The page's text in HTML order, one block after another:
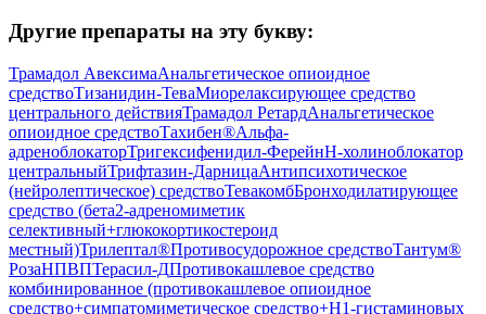
Другие препараты на эту букву:
Трамадол АвексимаАнальгетическое опиоидное
средствоТизанидин-ТеваМиорелаксирующее средство
центрального действияТрамадол РетардАнальгетическое
опиоидное средствоТахибен®Альфа-
адреноблокаторТригексифенидил-ФерейнН-холиноблокатор
центральныйТрифтазин-ДарницаАнтипсихотическое
(нейролептическое) средствоТевакомбБронходилатирующее
средство (бета2-адреномиметик
селективный+глюкокортикостероид
местный)Трилептал®Противосудорожное средствоТантум®
РозаНПВПТерасил-ДПротивокашлевое средство
комбинированное (противокашлевое опиоидное
средство+симпатомиметическое средство+H1-гистаминовых